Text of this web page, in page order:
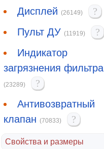
Дисплей (26149)
?
Пульт ДУ (11919)
?
Индикатор
загрязнения фильтра
(23289)
?
Антивозвратный
клапан (70833) ?
Свойства и размеры